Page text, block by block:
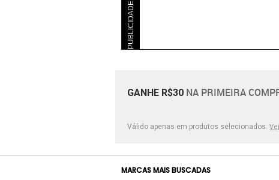
PUBLICIDADE
GANHE R$30 NA PRIMEIRA
Válido apenas em produtos selecionados.
MARCAS MAIS BUSCADAS